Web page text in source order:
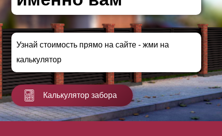
Узнай стоимость прямо на сайте - жми на
калькулятор
Калькулятор забора